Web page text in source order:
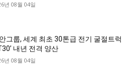
년 08월 04일
그룹, 세계 최초 30톤급 전기 굴절트럭
내년 전격 양산
년 08월 04일